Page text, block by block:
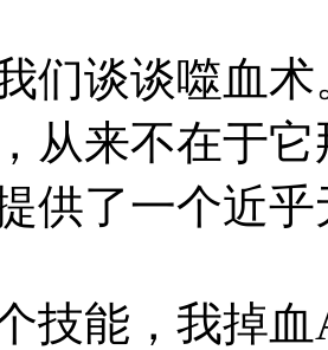
们谈谈噬血
从来不在于
供了一个近
技能，我掉